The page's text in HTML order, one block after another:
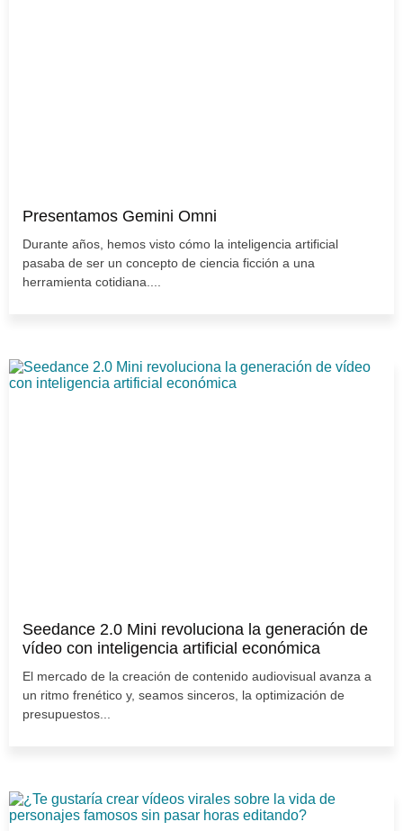
Presentamos Gemini Omni
Durante años, hemos visto cómo la inteligencia artificial
pasaba de ser un concepto de ciencia ficción a una
herramienta cotidiana....
Seedance 2.0 Mini revoluciona la generación de
vídeo con inteligencia artificial económica
El mercado de la creación de contenido audiovisual avanza a
un ritmo frenético y, seamos sinceros, la optimización de
presupuestos...